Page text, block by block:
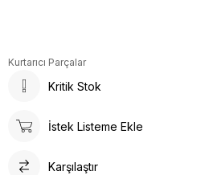
Kurtarıcı Parçalar
Kritik Stok
İstek Listeme Ekle
Karşılaştır